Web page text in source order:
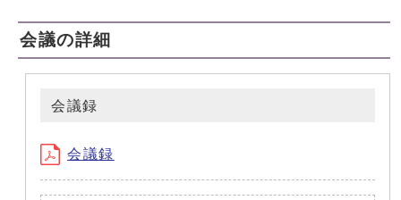
会議の詳細
会議録
会議録